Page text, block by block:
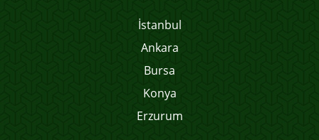
İstanbul
Ankara
Bursa
Konya
Erzurum